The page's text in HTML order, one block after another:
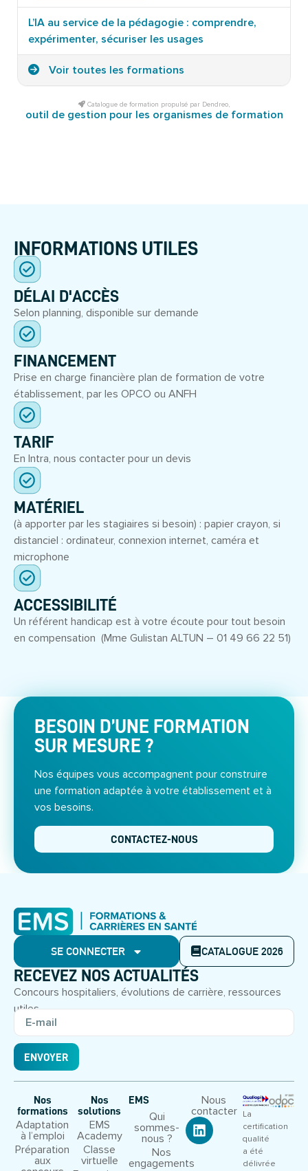
L’IA au service de la pédagogie : comprendre,
expérimenter, sécuriser les usages
Voir toutes les formations
Catalogue de formation propulsé par Dendreo,
outil de gestion pour les organismes de formation
INFORMATIONS UTILES
DÉLAI D'ACCÈS
Selon planning, disponible sur demande
FINANCEMENT
Prise en charge financière plan de formation de votre
établissement, par les OPCO ou ANFH
TARIF
En Intra, nous contacter pour un devis
MATÉRIEL
(à apporter par les stagiaires si besoin) : papier crayon, si
distanciel : ordinateur, connexion internet, caméra et
microphone
ACCESSIBILITÉ
Un référent handicap est à votre écoute pour tout besoin
en compensation (Mme Gulistan ALTUN – 01 49 66 22 51)
BESOIN D’UNE FORMATION
SUR MESURE ?
Nos équipes vous accompagnent pour construire
une formation adaptée à votre établissement et à
vos besoins.
CONTACTEZ-NOUS
SE CONNECTER CATALOGUE 2026
RECEVEZ NOS ACTUALITÉS
Concours hospitaliers, évolutions de carrière, ressources
utiles.
ENVOYER
Nos
formations
Adaptation
à l’emploi
Préparation
aux
Nos
solutions
EMS
Academy
Classe
virtuelle
EMS
Qui
sommes-
nous ?
Nos
engagements
Nous
contacter
La
certification
qualité
a été
délivrée